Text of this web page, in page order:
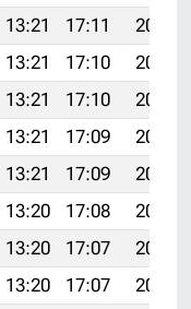
13:21 17:11
20:21
13:21 17:10
20:20
13:21 17:10
20:18
13:21 17:09
20:17
13:21 17:09
20:16
13:20 17:08
20:14
13:20 17:07
20:13
13:20 17:07
20:12